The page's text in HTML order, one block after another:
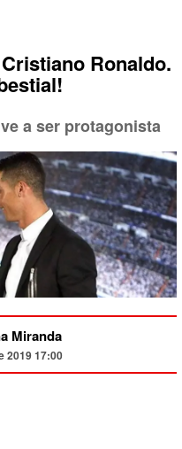
Ronaldo.
a ser protagonista
Miranda
2019 17:00